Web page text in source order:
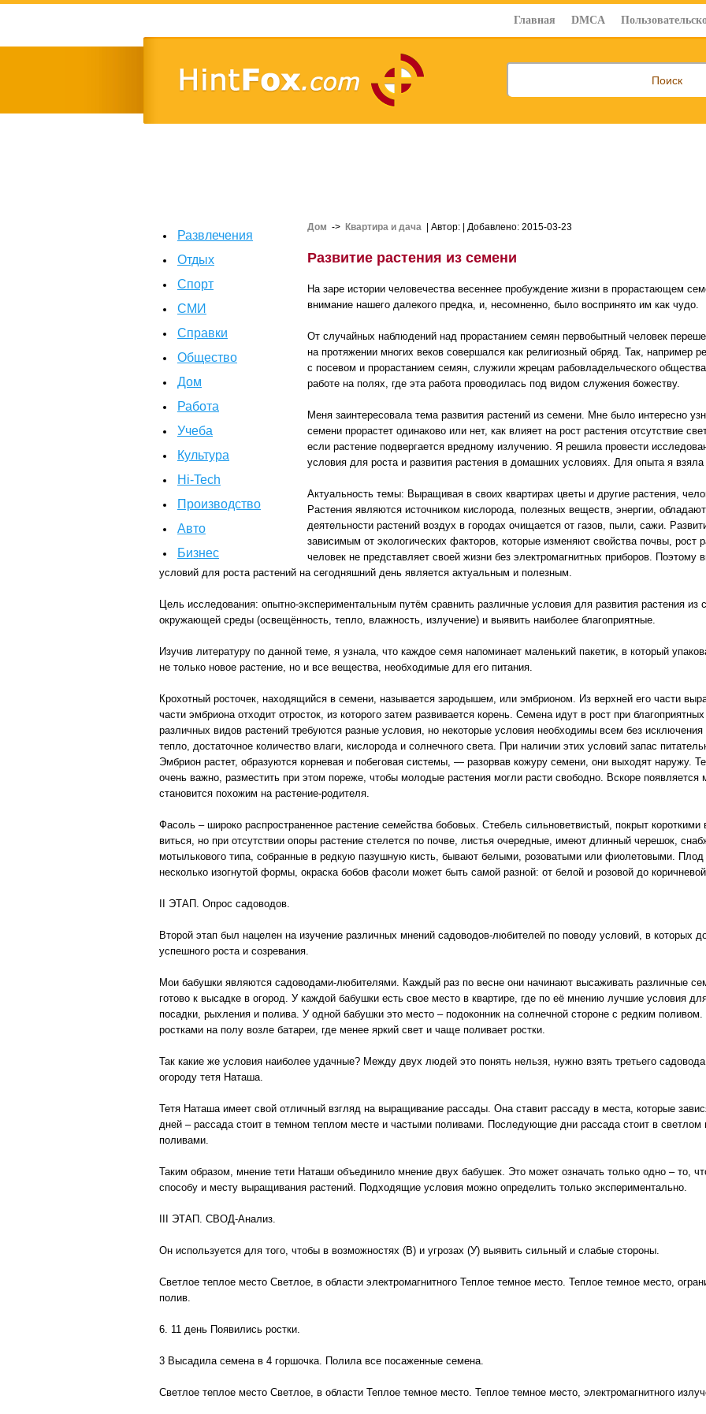
Главная DMCA
Развлечения
Отдых
Спорт
СМИ
Справки
Общество
Дом
Работа
Учеба
Культура
Hi-Tech
Производство
Авто
Бизнес
Дом -> Квартира и дача | Автор: | Добавлено: 2015-03-23
Развитие растения из семени
На заре истории человечества весеннее пробуждение жизни в прорастающем
внимание нашего далекого предка, и, несомненно, было воспринято им как чудо.
От случайных наблюдений над прорастанием семян первобытный человек
на протяжении многих веков совершался как религиозный обряд. Так, например
с посевом и прорастанием семян, служили жрецам рабовладельческого
работе на полях, где эта работа проводилась под видом служения божеству.
Меня заинтересовала тема развития растений из семени. Мне было интересно
семени прорастет одинаково или нет, как влияет на рост растения отсутствие
если растение подвергается вредному излучению. Я решила провести
условия для роста и развития растения в домашних условиях. Для опыта я
Актуальность темы: Выращивая в своих квартирах цветы и другие растения,
Растения являются источником кислорода, полезных веществ, энергии,
деятельности растений воздух в городах очищается от газов, пыли, сажи.
зависимым от экологических факторов, которые изменяют свойства почвы, рост
человек не представляет своей жизни без электромагнитных приборов. Поэтому
условий для роста растений на сегодняшний день является актуальным и полезным.
Цель исследования: опытно-экспериментальным путём сравнить различные условия для развития растения из
окружающей среды (освещённость, тепло, влажность, излучение) и выявить наиболее благоприятные.
Изучив литературу по данной теме, я узнала, что каждое семя напоминает маленький пакетик, в который
не только новое растение, но и все вещества, необходимые для его питания.
Крохотный росточек, находящийся в семени, называется зародышем, или эмбрионом. Из верхней его части
части эмбриона отходит отросток, из которого затем развивается корень. Семена идут в рост при
различных видов растений требуются разные условия, но некоторые условия необходимы всем без
тепло, достаточное количество влаги, кислорода и солнечного света. При наличии этих условий запас
Эмбрион растет, образуются корневая и побеговая системы, — разорвав кожуру семени, они выходят наружу.
очень важно, разместить при этом пореже, чтобы молодые растения могли расти свободно. Вскоре появляется
становится похожим на растение-родителя.
Фасоль – широко распространенное растение семейства бобовых. Стебель сильноветвистый, покрыт
виться, но при отсутствии опоры растение стелется по почве, листья очередные, имеют длинный черешок,
мотылькового типа, собранные в редкую пазушную кисть, бывают белыми, розоватыми или фиолетовыми.
несколько изогнутой формы, окраска бобов фасоли может быть самой разной: от белой и розовой до
II ЭТАП. Опрос садоводов.
Второй этап был нацелен на изучение различных мнений садоводов-любителей по поводу условий, в которых
успешного роста и созревания.
Мои бабушки являются садоводами-любителями. Каждый раз по весне они начинают высаживать различные
готово к высадке в огород. У каждой бабушки есть свое место в квартире, где по её мнению лучшие условия
посадки, рыхления и полива. У одной бабушки это место – подоконник на солнечной стороне с редким
ростками на полу возле батареи, где менее яркий свет и чаще поливает ростки.
Так какие же условия наиболее удачные? Между двух людей это понять нельзя, нужно взять третьего
огороду тетя Наташа.
Тетя Наташа имеет свой отличный взгляд на выращивание рассады. Она ставит рассаду в места, которые
дней – рассада стоит в темном теплом месте и частыми поливами. Последующие дни рассада стоит в
поливами.
Таким образом, мнение тети Наташи объединило мнение двух бабушек. Это может означать только одно – то,
способу и месту выращивания растений. Подходящие условия можно определить только экспериментально.
III ЭТАП. СВОД-Анализ.
Он используется для того, чтобы в возможностях (В) и угрозах (У) выявить сильный и слабые стороны.
Светлое теплое место Светлое, в области электромагнитного Теплое темное место. Теплое темное место,
полив.
6. 11 день Появились ростки.
3 Высадила семена в 4 горшочка. Полила все посаженные семена.
Светлое теплое место Светлое, в области Теплое темное место. Теплое темное место, электромагнитного